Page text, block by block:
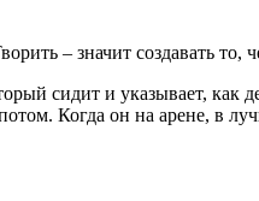
– значит создавать то,
сидит и указывает, как
Когда он на арене, в